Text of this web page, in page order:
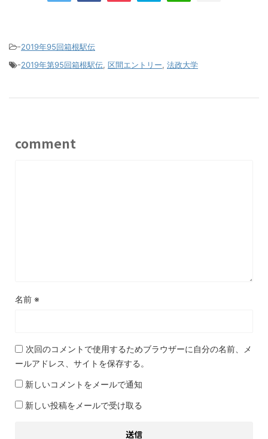
-2019年95回箱根駅伝
-2019年第95回箱根駅伝, 区間エントリー, 法政大学
comment
名前 ※
次回のコメントで使用するためブラウザーに自分の名前、メ
ールアドレス、サイトを保存する。
新しいコメントをメールで通知
新しい投稿をメールで受け取る